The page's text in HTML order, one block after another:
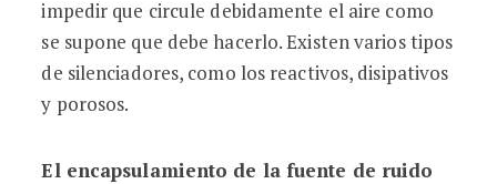
impedir que circule debidamente el aire como
se supone que debe hacerlo. Existen varios tipos
de silenciadores, como los reactivos, disipativos
y porosos.
El encapsulamiento de la fuente de ruido